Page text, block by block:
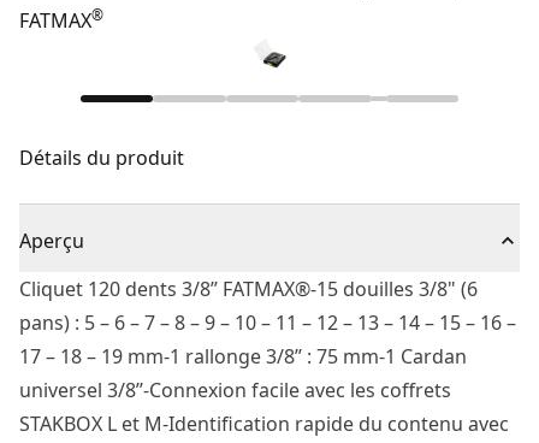
FATMAX®
Détails du produit
Aperçu
Cliquet 120 dents 3/8’’ FATMAX®-15 douilles 3/8" (6
pans) : 5 – 6 – 7 – 8 – 9 – 10 – 11 – 12 – 13 – 14 – 15 – 16 –
17 – 18 – 19 mm-1 rallonge 3/8’’ : 75 mm-1 Cardan
universel 3/8’’-Connexion facile avec les coffrets
STAKBOX L et M-Identification rapide du contenu avec